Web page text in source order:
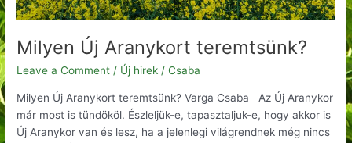
Milyen Új Aranykort teremtsünk?
Leave a Comment / Új hirek /Csaba
Milyen Új Aranykort teremtsünk? Varga Csaba Az Új Aranykor
már most is tündököl. Észleljük-e, tapasztaljuk-e, hogy akkor is
Új Aranykor van és lesz, ha a jelenlegi világrendnek még nincs